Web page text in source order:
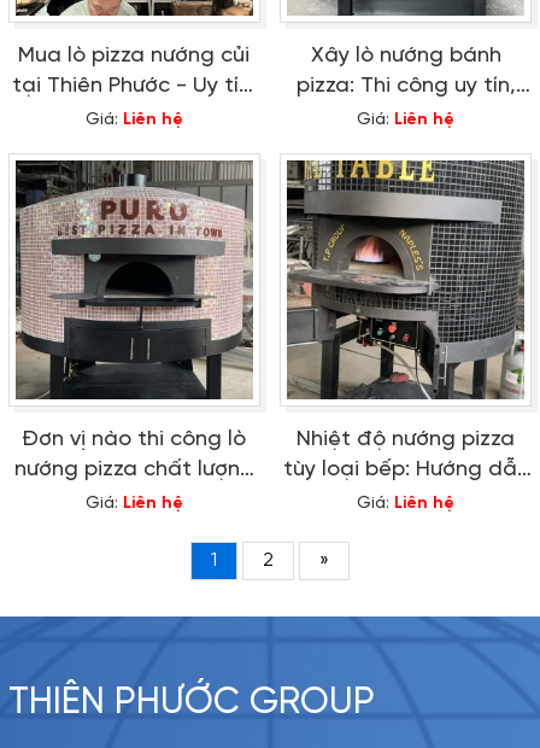
Mua lò pizza nướng củi
tại Thiên Phước - Uy tín,
bảo hành trọn đời
Giá: Liên hệ
Xây lò nướng bánh
pizza: Thi công uy tín,
phục vụ toàn quốc
Giá: Liên hệ
Đơn vị nào thi công lò
nướng pizza chất lượng
hàng đầu?
Giá: Liên hệ
Nhiệt độ nướng pizza
tùy loại bếp: Hướng dẫn
chi tiết
Giá: Liên hệ
1 2 »
THIÊN PHƯỚC GROUP